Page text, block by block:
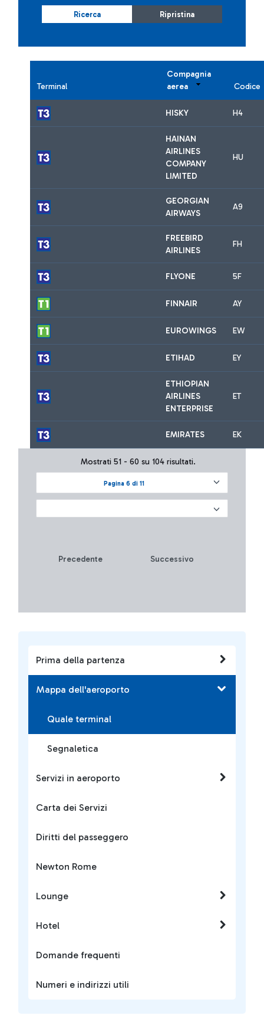
Prima della partenza
Mappa dell'aeroporto
Quale terminal
Segnaletica
Servizi in aeroporto
Carta dei Servizi
Diritti del passeggero
Newton Rome
Lounge
Hotel
Domande frequenti
Numeri e indirizzi utili
Ricerca Ripristina
Terminal
Compagnia
aerea
Codice
HISKY H4
HAINAN
AIRLINES
COMPANY
LIMITED
HU
GEORGIAN
AIRWAYS
A9
FREEBIRD
AIRLINES
FH
FLYONE 5F
FINNAIR AY
EUROWINGS EW
ETIHAD EY
ETHIOPIAN
AIRLINES
ENTERPRISE
ET
EMIRATES EK
Pagina 6 di 11
Mostrati 51 - 60 su 104 risultati.
Precedente Successivo